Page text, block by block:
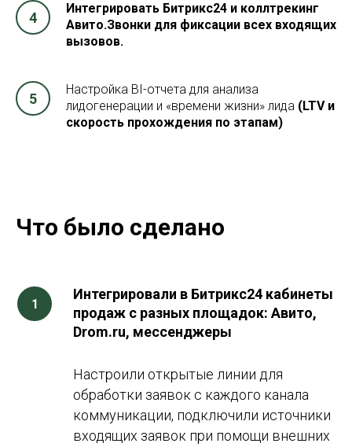
Интегрировать Битрикс24 и коллтрекинг
Авито.Звонки для фиксации всех входящих
вызовов.
Настройка BI-отчета для анализа
лидогенерации и «времени жизни» лида (LTV и
скорость прохождения по этапам)
Что было сделано
Интегрировали в Битрикс24 кабинеты
продаж с разных площадок: Авито,
Drom.ru, мессенджеры
Настроили открытые линии для
обработки заявок с каждого канала
коммуникации, подключили источники
входящих заявок при помощи внешних